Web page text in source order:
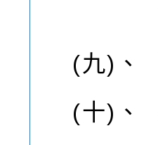
(九)、
(十)、